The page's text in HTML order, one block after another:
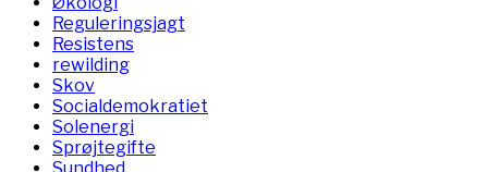
Reguleringsjagt
Resistens
rewilding
Skov
Socialdemokratiet
Solenergi
Sprøjtegifte